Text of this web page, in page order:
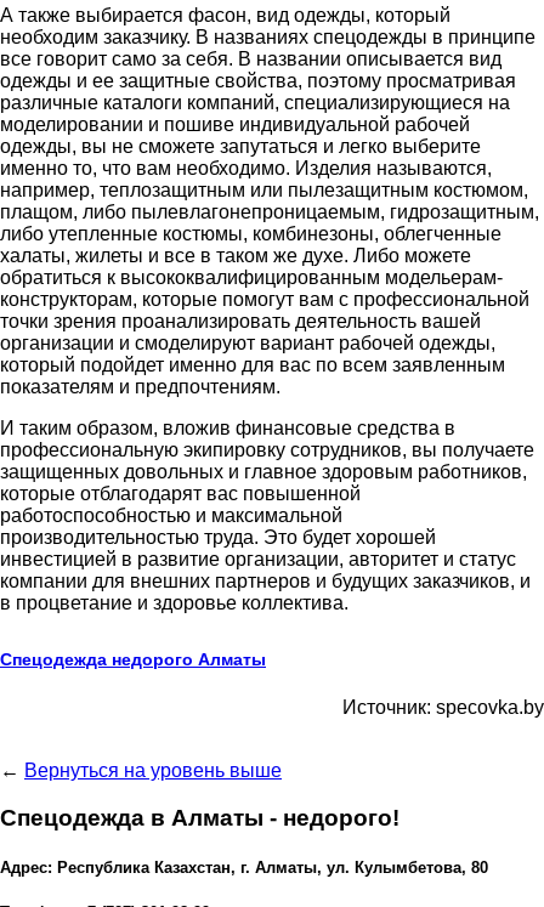
А также выбирается фасон, вид одежды, который
необходим заказчику. В названиях спецодежды в принципе
все говорит само за себя. В названии описывается вид
одежды и ее защитные свойства, поэтому просматривая
различные каталоги компаний, специализирующиеся на
моделировании и пошиве индивидуальной рабочей
одежды, вы не сможете запутаться и легко выберите
именно то, что вам необходимо. Изделия называются,
например, теплозащитным или пылезащитным костюмом,
плащом, либо пылевлагонепроницаемым, гидрозащитным,
либо утепленные костюмы, комбинезоны, облегченные
халаты, жилеты и все в таком же духе. Либо можете
обратиться к высококвалифицированным модельерам-
конструкторам, которые помогут вам с профессиональной
точки зрения проанализировать деятельность вашей
организации и смоделируют вариант рабочей одежды,
который подойдет именно для вас по всем заявленным
показателям и предпочтениям.
И таким образом, вложив финансовые средства в
профессиональную экипировку сотрудников, вы получаете
защищенных довольных и главное здоровым работников,
которые отблагодарят вас повышенной
работоспособностью и максимальной
производительностью труда. Это будет хорошей
инвестицией в развитие организации, авторитет и статус
компании для внешних партнеров и будущих заказчиков, и
в процветание и здоровье коллектива.
Спецодежда недорого Алматы
Источник: specovka.by
← Вернуться на уровень выше
Спецодежда в Алматы - недорого!
Адрес: Республика Казахстан, г. Алматы, ул. Кулымбетова, 80